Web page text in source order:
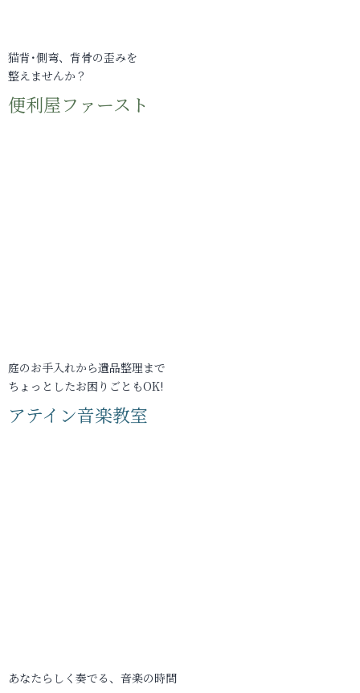
猫背･側弯、背骨の歪みを
整えませんか？
便利屋ファースト
庭のお手入れから遺品整理まで
ちょっとしたお困りごともOK!
アテイン音楽教室
あなたらしく奏でる、音楽の時間